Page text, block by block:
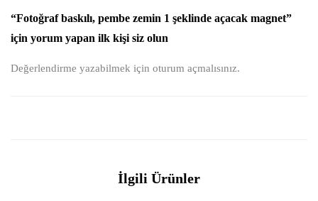
“Fotoğraf baskılı, pembe zemin 1 şeklinde açacak magnet”
için yorum yapan ilk kişi siz olun
Değerlendirme yazabilmek için oturum açmalısınız.
İlgili Ürünler